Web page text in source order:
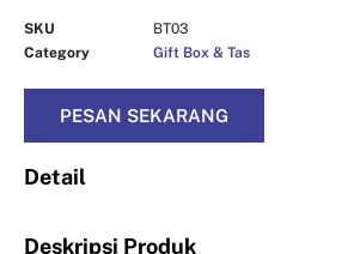
SKU
BT03
Category
Gift Box & Tas
PESAN SEKARANG
Detail
Deskripsi Produk